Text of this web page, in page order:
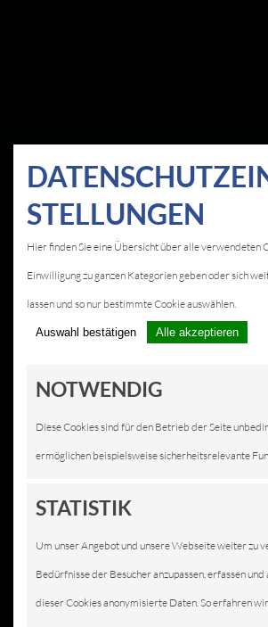
STELLUNGEN
Hier finden Sie eine Übersicht über alle verwendeten
Einwilligung zu ganzen Kategorien geben oder sich
lassen und so nur bestimmte Cookie auswählen.
Auswahl bestätigen Alle akzeptieren
NOTWENDIG
Diese Cookies sind für den Betrieb der Seite
ermöglichen beispielsweise sicherheitsrelevante
STATISTIK
Um unser Angebot und unsere Webseite weiter zu
Bedürfnisse der Besucher anzupassen, erfassen
dieser Cookies anonymisierte Daten. So erfahren